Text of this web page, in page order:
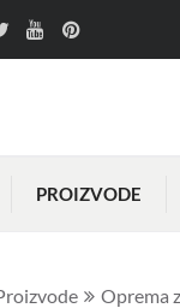
PROIZVODE
Oprema